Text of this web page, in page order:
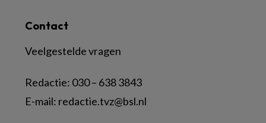
Contact
Veelgestelde vragen
Redactie: 030 – 638 3843
E-mail: redactie.tvz@bsl.nl